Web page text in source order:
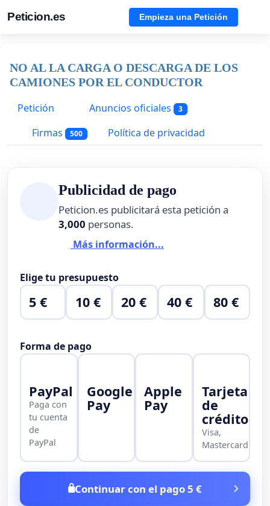
Peticion.es Empieza una Petición
NO AL LA CARGA O DESCARGA DE LOS
CAMIONES POR EL CONDUCTOR
Petición
Anuncios oficiales 3
Firmas 500 Política de privacidad
Publicidad de pago
Peticion.es publicitará esta petición a
3,000 personas.
Más información...
Elige tu presupuesto
5 € 10 € 20 € 40 € 80 €
Forma de pago
PayPal
Paga con
tu cuenta
de
PayPal
Google
Pay
Apple
Pay
Tarjeta
de
crédito
Visa,
Mastercard
Continuar con el pago 5 €